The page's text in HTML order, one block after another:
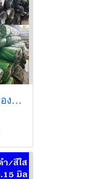
สแลนพรางแสง ตาข่ายกรองแสง สแลนเย็บขอบ สแลนเกษตร